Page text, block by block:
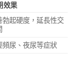
效果
勃起硬度，延長性交
頻尿、夜尿等症狀